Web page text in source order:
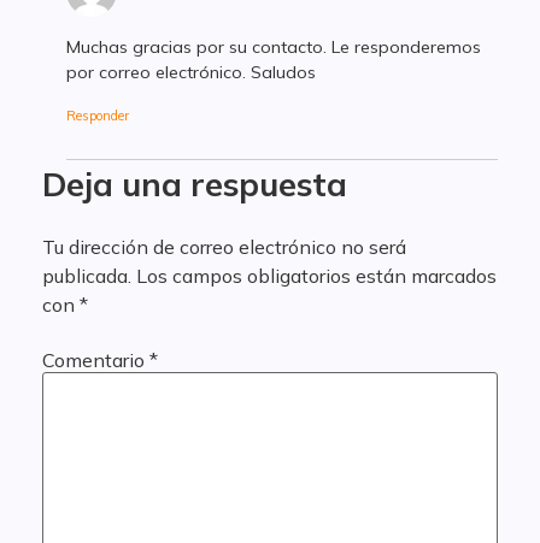
Muchas gracias por su contacto. Le responderemos
por correo electrónico. Saludos
Responder
Deja una respuesta
Tu dirección de correo electrónico no será
publicada. Los campos obligatorios están marcados
con *
Comentario *